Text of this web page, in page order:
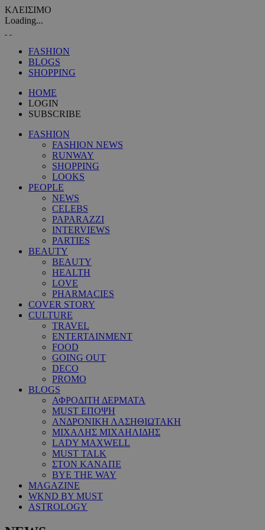
ΚΛΕΙΣΙΜΟ
Loading...
FASHION
BLOGS
SHOPPING
HOME
LOGIN
SUBSCRIBE
FASHION
FASHION NEWS
RUNWAY
SHOPPING
LOOKS
PEOPLE
NEWS
CELEBS
PAPARAZZI
INTERVIEWS
PARTIES
BEAUTY
BEAUTY
HEALTH
LOVE
PHARMACIES
COVER STORY
CULTURE
TRAVEL
ENTERTAINMENT
FOOD
GOING OUT
DECO
PROMO
BLOGS
ΑΦΡΟΔΙΤΗ ΔΕΡΜΑΤΑ
MUST ΕΠΟΨΗ
ΑΝΔΡΟΝΙΚΗ ΛΑΣΗΘΙΩΤΑΚΗ
ΜΙΧΑΛΗΣ ΜΙΧΑΗΛΙΔΗΣ
LADY MAXWELL
MUST TALK
ΣΤΟΝ ΚΑΝΑΠΕ
BYE THE WAY
MAGAZINE
WKND BY MUST
ASTROLOGY